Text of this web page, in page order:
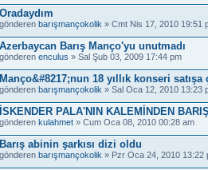
Oradaydım
gönderen barışmançokolik » Cmt Nis 17, 2010 19:51
Azerbaycan Barış Manço'yu unutmadı
gönderen enculus » Sal Şub 03, 2009 17:44 pm
Manço&#8217;nun 18 yıllık konseri satışa
gönderen barışmançokolik » Sal Oca 12, 2010 13:23
İSKENDER PALA'NIN KALEMİNDEN
gönderen kulahmet » Cum Oca 08, 2010 00:28 am
Barış abinin şarkısı dizi oldu
gönderen barışmançokolik » Pzr Oca 24, 2010 13:22